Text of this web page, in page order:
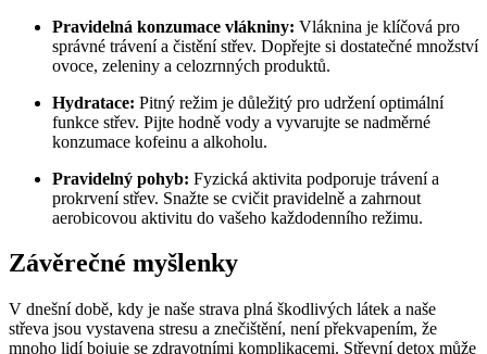
Pravidelná konzumace vlákniny: Vláknina je klíčová pro
správné trávení a čistění střev. Dopřejte si dostatečné množství
ovoce, zeleniny a celozrnných produktů.
Hydratace: Pitný režim je důležitý pro udržení optimální
funkce střev. Pijte hodně vody a vyvarujte se nadměrné
konzumace kofeinu a alkoholu.
Pravidelný pohyb: Fyzická aktivita podporuje trávení a
prokrvení střev. Snažte se cvičit pravidelně a zahrnout
aerobicovou aktivitu do vašeho každodenního režimu.
Závěrečné myšlenky
V dnešní době, kdy je naše strava plná škodlivých látek a naše
střeva jsou vystavena stresu a znečištění, není překvapením, že
mnoho lidí bojuje se zdravotními komplikacemi. Střevní detox může